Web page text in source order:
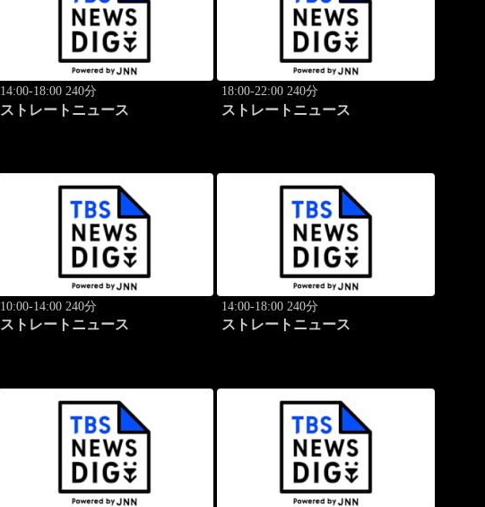
14:00-18:00 240分
ストレートニュース
18:00-22:00 240分
ストレートニュース
10:00-14:00 240分
ストレートニュース
14:00-18:00 240分
ストレートニュース